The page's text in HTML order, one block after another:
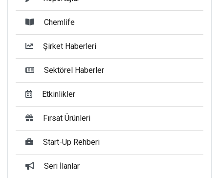
Chemlife
Şirket Haberleri
Sektörel Haberler
Etkinlikler
Fırsat Ürünleri
Start-Up Rehberi
Seri İlanlar